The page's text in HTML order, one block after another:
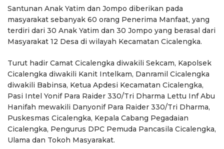
Santunan Anak Yatim dan Jompo diberikan pada
masyarakat sebanyak 60 orang Penerima Manfaat, yang
terdiri dari 30 Anak Yatim dan 30 Jompo yang berasal dari
Masyarakat 12 Desa di wilayah Kecamatan Cicalengka.
Turut hadir Camat Cicalengka diwakili Sekcam, Kapolsek
Cicalengka diwakili Kanit Intelkam, Danramil Cicalengka
diwakili Babinsa, Ketua Apdesi Kecamatan Cicalengka,
Pasi Intel Yonif Para Raider 330/Tri Dharma Lettu Inf Abu
Hanifah mewakili Danyonif Para Raider 330/Tri Dharma,
Puskesmas Cicalengka, Kepala Cabang Pegadaian
Cicalengka, Pengurus DPC Pemuda Pancasila Cicalengka,
Ulama dan Tokoh Masyarakat.